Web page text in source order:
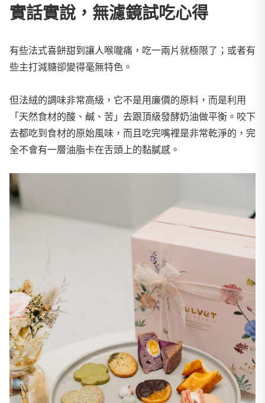
實話實說，無濾鏡試吃心得
有些法式喜餅甜到讓人喉嚨痛，吃一兩片就極限了；或者有
些主打減糖卻變得毫無特色。
但法絨的調味非常高級，它不是用廉價的原料，而是利用
「天然食材的酸、鹹、苦」去跟頂級發酵奶油做平衡。咬下
去都吃到食材的原始風味，而且吃完嘴裡是非常乾淨的，完
全不會有一層油脂卡在舌頭上的黏膩感。